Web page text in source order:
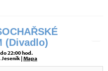
(Divadlo)
22:00 hod.
|Mapa